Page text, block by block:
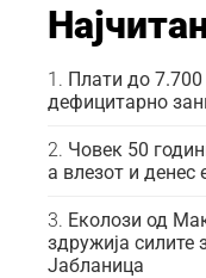
Плати до 7.700
дефицитарно
Човек 50
а влезот и денес
Еколози од
здружија силите
Јабланица